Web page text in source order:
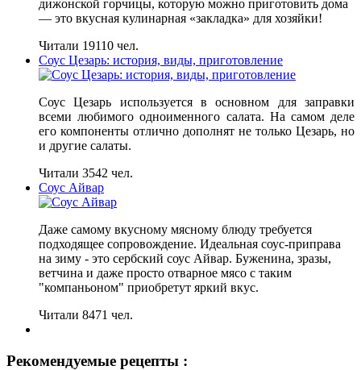
дижонской горчицы, которую можно приготовить дома
— это вкусная кулинарная «закладка» для хозяйки!
Читали 19110 чел.
Соус Цезарь: история, виды, приготовление
Соус Цезарь используется в основном для заправки
всеми любимого одноименного салата. На самом деле
его компоненты отлично дополнят не только Цезарь, но
и другие салаты.
Читали 3542 чел.
Соус Айвар
Даже самому вкусному мясному блюду требуется
подходящее сопровождение. Идеальная соус-приправа
на зиму - это сербский соус Айвар. Буженина, зразы,
ветчина и даже просто отварное мясо с таким
"компаньоном" приобретут яркий вкус.
Читали 8471 чел.
Рекомендуемые рецепты :